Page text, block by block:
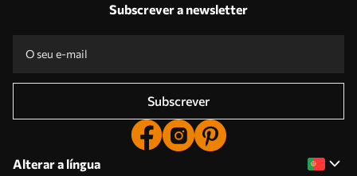
Subscrever a newsletter
Subscrever
Alterar a língua